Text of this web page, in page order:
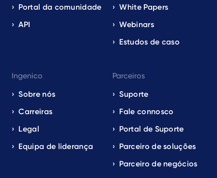
Portal da comunidade
API
White Papers
Webinars
Estudos de caso
Ingenico
Sobre nós
Carreiras
Legal
Equipa de liderança
Parceiros
Suporte
Fale connosco
Portal de Suporte
Parceiro de soluções
Parceiro de negócios